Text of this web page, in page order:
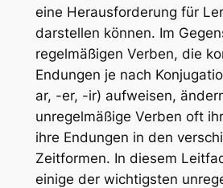
eine Herausforderung für
darstellen können. Im
regelmäßigen Verben, die
Endungen je nach
ar, -er, -ir) aufweisen,
unregelmäßige Verben oft
ihre Endungen in den
Zeitformen. In diesem
einige der wichtigsten